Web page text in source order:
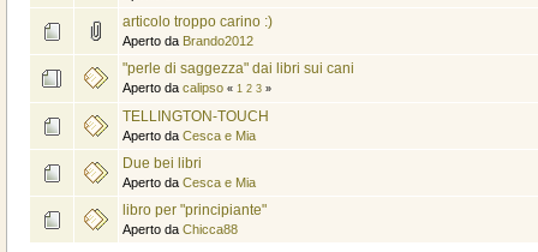
articolo troppo carino :)
Aperto da Brando2012
"perle di saggezza" dai libri sui cani
Aperto da calipso « 1 2 3»
TELLINGTON-TOUCH
Aperto da Cesca e Mia
Due bei libri
Aperto da Cesca e Mia
libro per "principiante"
Aperto da Chicca88